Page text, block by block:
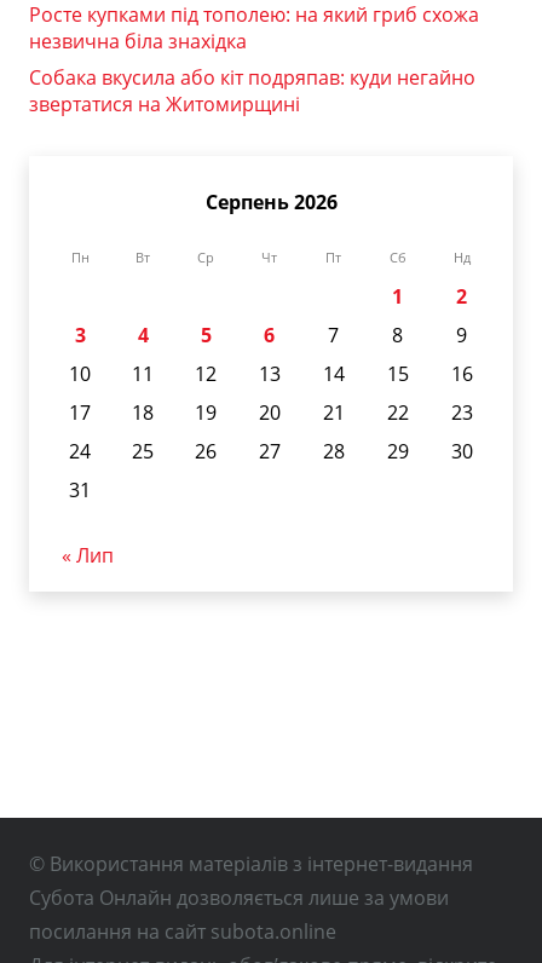
Росте купками під тополею: на який гриб схожа
незвична біла знахідка
Собака вкусила або кіт подряпав: куди негайно
звертатися на Житомирщині
Серпень 2026
Пн Вт Ср Чт Пт Сб Нд
1
2
3
4 5 6 7 8
9
10
11 12 13 14 15
16
17
18 19 20 21 22
23
24
25 26 27 28 29
30
31
« Лип
© Використання матеріалів з інтернет-видання
Субота Онлайн дозволяється лише за умови
посилання на сайт subota.online